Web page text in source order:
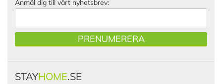
Anmäl dig till vårt nyhetsbrev:
PRENUMERERA
STAYHOME.SE